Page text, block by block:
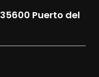
35600 Puerto del